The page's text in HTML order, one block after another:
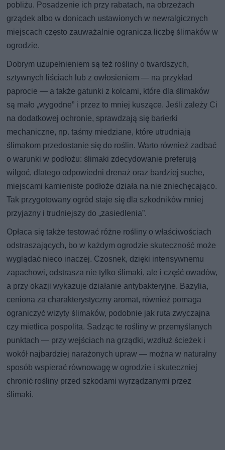
pobliżu. Posadzenie ich przy rabatach, na obrzeżach
grządek albo w donicach ustawionych w newralgicznych
miejscach często zauważalnie ogranicza liczbę ślimaków w
ogrodzie.
Dobrym uzupełnieniem są też rośliny o twardszych,
sztywnych liściach lub z owłosieniem — na przykład
paprocie — a także gatunki z kolcami, które dla ślimaków
są mało „wygodne” i przez to mniej kuszące. Jeśli zależy Ci
na dodatkowej ochronie, sprawdzają się barierki
mechaniczne, np. taśmy miedziane, które utrudniają
ślimakom przedostanie się do roślin. Warto również zadbać
o warunki w podłożu: ślimaki zdecydowanie preferują
wilgoć, dlatego odpowiedni drenaż oraz bardziej suche,
miejscami kamieniste podłoże działa na nie zniechęcająco.
Tak przygotowany ogród staje się dla szkodników mniej
przyjazny i trudniejszy do „zasiedlenia”.
Opłaca się także testować różne rośliny o właściwościach
odstraszających, bo w każdym ogrodzie skuteczność może
wyglądać nieco inaczej. Czosnek, dzięki intensywnemu
zapachowi, odstrasza nie tylko ślimaki, ale i część owadów,
a przy okazji wykazuje działanie antybakteryjne. Bazylia,
ceniona za charakterystyczny aromat, również pomaga
ograniczyć wizyty ślimaków, podobnie jak ruta zwyczajna
czy mietlica pospolita. Sadząc te rośliny w przemyślanych
punktach — przy wejściach na grządki, wzdłuż ścieżek i
wokół najbardziej narażonych upraw — można w naturalny
sposób wspierać równowagę w ogrodzie i skuteczniej
chronić rośliny przed szkodami wyrządzanymi przez
ślimaki.